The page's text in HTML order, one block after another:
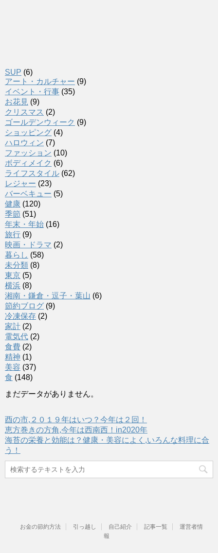
SUP (6)
アート・カルチャー (9)
イベント・行事 (35)
お花見 (9)
クリスマス (2)
ゴールデンウィーク (9)
ショッピング (4)
ハロウィン (7)
ファッション (10)
ボディメイク (6)
ライフスタイル (62)
レジャー (23)
バーベキュー (5)
健康 (120)
季節 (51)
年末・年始 (16)
旅行 (9)
映画・ドラマ (2)
暮らし (58)
未分類 (8)
東京 (5)
横浜 (8)
湘南・鎌倉・逗子・葉山 (6)
節約ブログ (9)
冷凍保存 (2)
家計 (2)
電気代 (2)
食費 (2)
精神 (1)
美容 (37)
食 (148)
まだデータがありません。
酉の市,２０１９年はいつ？今年は２回！
恵方巻きの方角,今年は西南西！in2020年
海苔の栄養と効能は？健康・美容によく,いろんな料理に合
う！
お金の節約方法 引っ越し 自己紹介 記事一覧
運営者情
報